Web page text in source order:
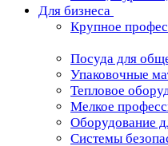
Для бизнеса
Крупное
Посуда для
Упаковочные
Тепловое
Мелкое
Оборудование
Системы